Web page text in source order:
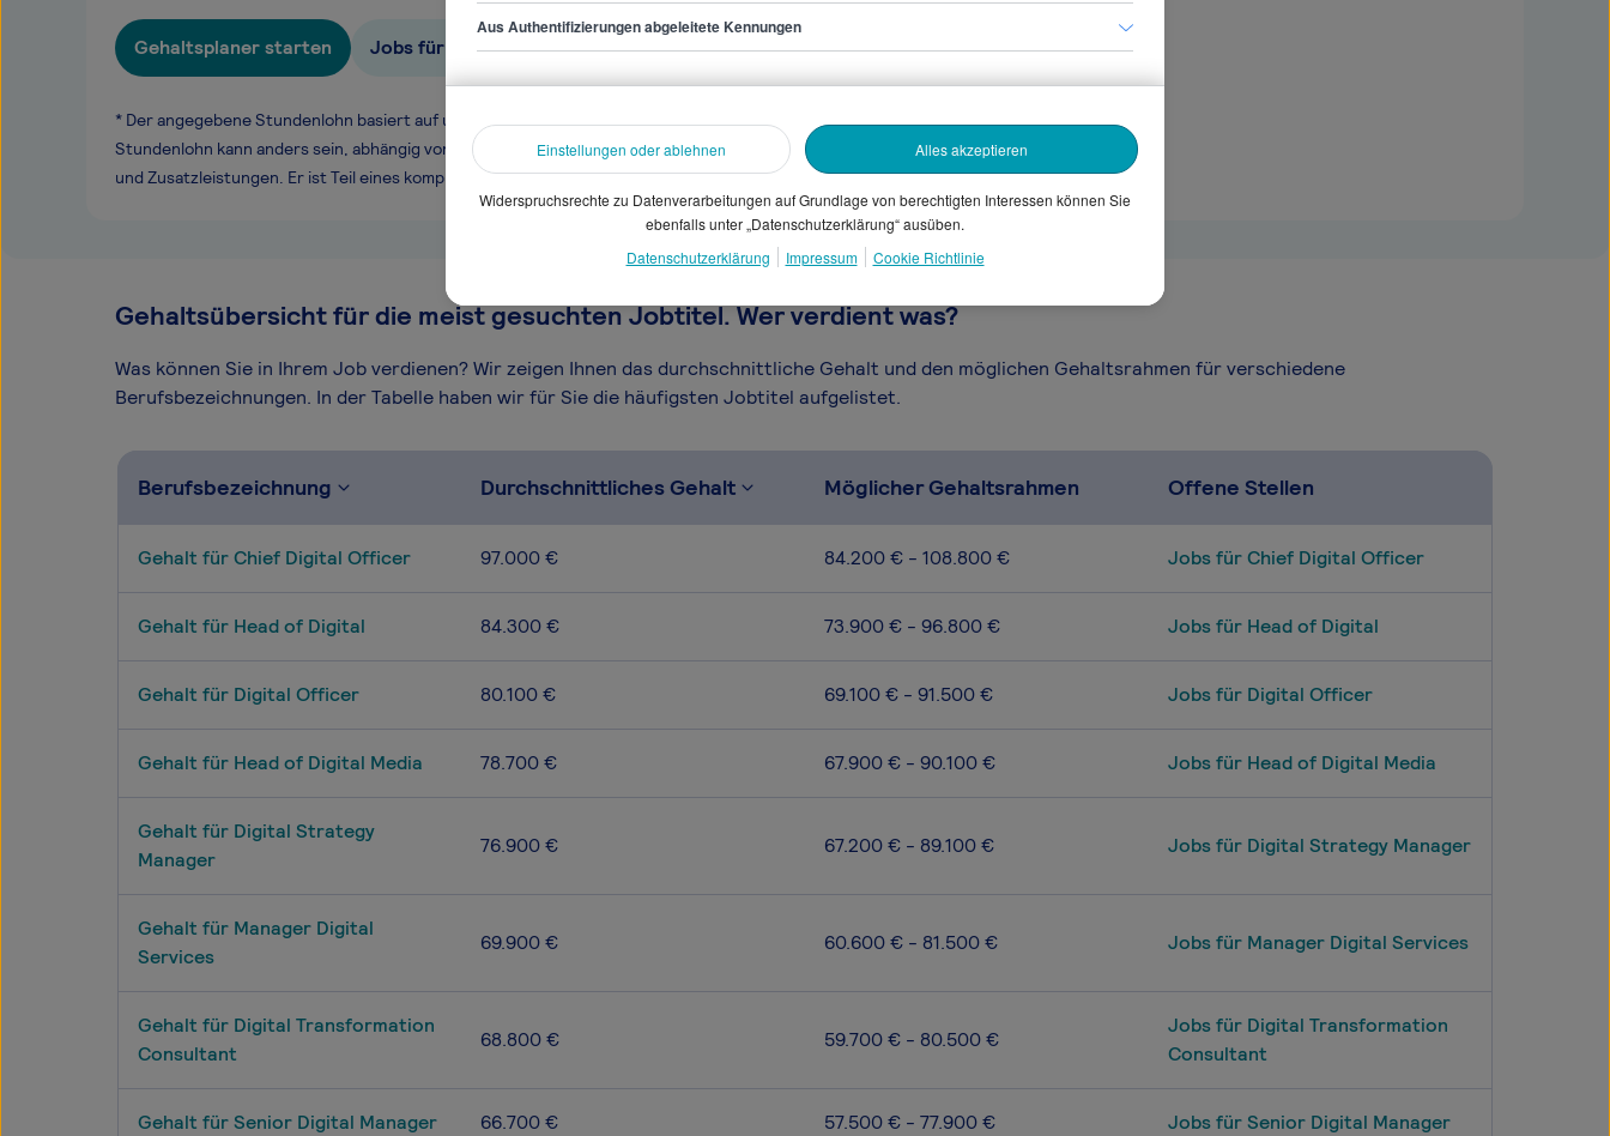
Gehaltsplaner starten Jobs für Hersteller/in
* Der angegebene Stundenlohn basiert auf unseren gesammelten Daten. Dein
Stundenlohn kann anders sein, abhängig von Überstunden, Branche, Selbstständigkeit
und Zusatzleistungen. Er ist Teil eines komplexen Vergütungssystems.
Gehaltsübersicht für die meist gesuchten Jobtitel. Wer verdient was?
Was können Sie in Ihrem Job verdienen? Wir zeigen Ihnen das durchschnittliche Gehalt und den möglichen Gehaltsrahmen für verschiedene
Berufsbezeichnungen. In der Tabelle haben wir für Sie die häufigsten Jobtitel aufgelistet.
Berufsbezeichnung Durchschnittliches Gehalt Möglicher Gehaltsrahmen Offene Stellen
Gehalt für Chief Digital Officer 97.000 € 84.200 € - 108.800 € Jobs für Chief Digital Officer
Gehalt für Head of Digital 84.300 € 73.900 € - 96.800 € Jobs für Head of Digital
Gehalt für Digital Officer 80.100 € 69.100 € - 91.500 € Jobs für Digital Officer
Gehalt für Head of Digital Media 78.700 € 67.900 € - 90.100 € Jobs für Head of Digital Media
Gehalt für Digital Strategy
Manager
76.900 € 67.200 € - 89.100 € Jobs für Digital Strategy Manager
Gehalt für Manager Digital
Services
69.900 € 60.600 € - 81.500 € Jobs für Manager Digital Services
Gehalt für Digital Transformation
Consultant
68.800 € 59.700 € - 80.500 €
Jobs für Digital Transformation
Consultant
Gehalt für Senior Digital Manager 66.700 € 57.500 € - 77.900 € Jobs für Senior Digital Manager
Aus Authentifizierungen abgeleitete Kennungen
Einstellungen oder ablehnen Alles akzeptieren
Widerspruchsrechte zu Datenverarbeitungen auf Grundlage von berechtigten Interessen können Sie
ebenfalls unter „Datenschutzerklärung“ ausüben.
Datenschutzerklärung
Impressum Cookie Richtlinie